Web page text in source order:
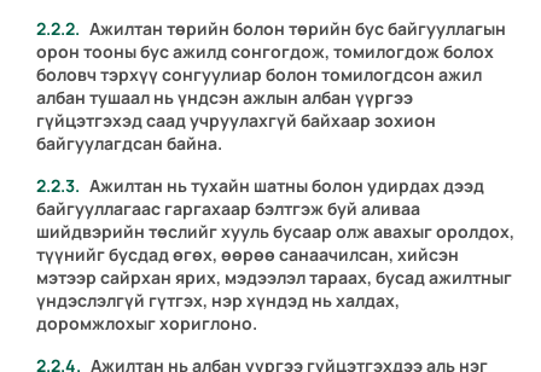
Ажилтан төрийн болон төрийн бус байгууллагын
орон тооны бус ажилд сонгогдож, томилогдож болох
боловч тэрхүү сонгуулиар болон томилогдсон ажил
албан тушаал нь үндсэн ажлын албан үүргээ
гүйцэтгэхэд саад учруулахгүй байхаар зохион
байгуулагдсан байна.
Ажилтан нь тухайн шатны болон удирдах дээд
байгууллагаас гаргахаар бэлтгэж буй аливаа
шийдвэрийн төслийг хууль бусаар олж авахыг оролдох,
түүнийг бусдад өгөх, өөрөө санаачилсан, хийсэн
мэтээр сайрхан ярих, мэдээлэл тараах, бусад ажилтныг
үндэслэлгүй гүтгэх, нэр хүндэд нь халдах,
доромжлохыг хориглоно.
Ажилтан нь албан үүргээ гүйцэтгэхдээ аль нэг